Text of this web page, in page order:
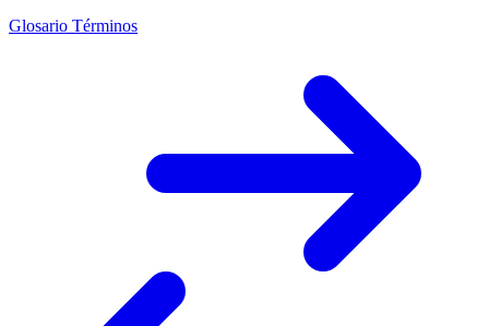
Glosario Términos